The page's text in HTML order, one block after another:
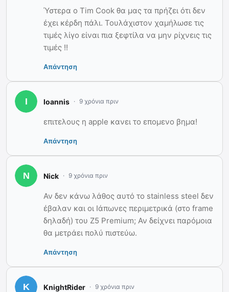
Ύστερα ο Tim Cook θα μας τα πρήζει ότι δεν
έχει κέρδη πάλι. Τουλάχιστον χαμήλωσε τις
τιμές λίγο είναι πια ξεφτίλα να μην ρίχνεις τις
τιμές !!
Απάντηση
Ioannis 9 χρόνια πριν
επιτελους η apple κανει το επομενο βημα!
Απάντηση
Nick 9 χρόνια πριν
Αν δεν κάνω λάθος αυτό το stainless steel δεν
έβαλαν και οι Ιάπωνες περιμετρικά (στο frame
δηλαδή) του Z5 Premium; Αν δείχνει παρόμοια
θα μετράει πολύ πιστεύω.
Απάντηση
KnightRider 9 χρόνια πριν